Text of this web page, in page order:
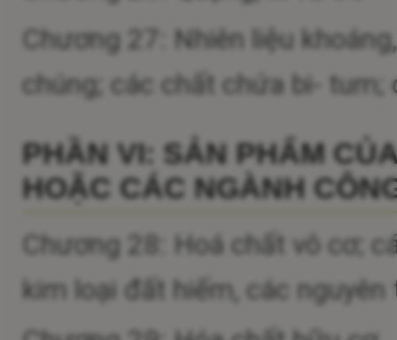
Chương 27: Nhiên liệu
chúng; các chất chứa bi-
PHẦN VI: SẢN PHẨM
HOẶC CÁC NGÀNH
Chương 28: Hoá chất vô cơ;
kim loại đất hiếm, các